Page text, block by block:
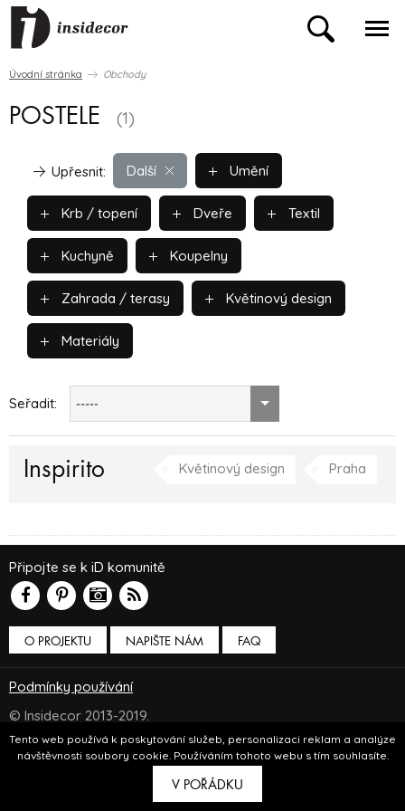
Tento web používá k poskytování služeb, personalizaci reklam a analýze
návštěvnosti soubory cookie. Používáním tohoto webu s tím souhlasíte.
V POŘÁDKU
Úvodní stránka Obchody
POSTELE (1)
Další
Upřesnit: Umění
Krb / topení Dveře Textil
Kuchyně Koupelny
Zahrada / terasy Květinový design
Materiály
Seřadit: -----
Inspirito Květinový design Praha
O PROJEKTU NAPIŠTE NÁM
Připojte se k iD komunitě
FAQ
Podmínky používání
© Insidecor 2013-2019.
ve spolupráci sBioportaBreezy